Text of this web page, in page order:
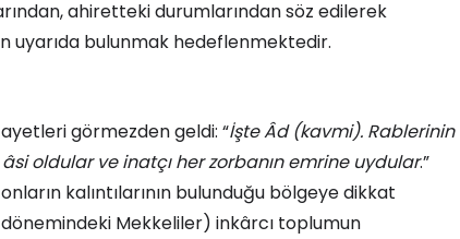
ahiretteki durumlarından söz edilerek
uyarıda bulunmak hedeflenmektedir.
görmezden geldi: “İşte Âd (kavmi). Rablerinin
oldular ve inatçı her zorbanın emrine uydular.”
kalıntılarının bulunduğu bölgeye dikkat
Mekkeliler) inkârcı toplumun